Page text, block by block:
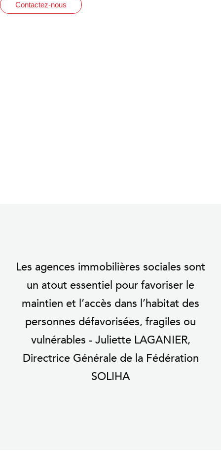
Contactez-nous
Les agences immobilières sociales sont
un atout essentiel pour favoriser le
maintien et l’accès dans l’habitat des
personnes défavorisées, fragiles ou
vulnérables - Juliette LAGANIER,
Directrice Générale de la Fédération
SOLIHA